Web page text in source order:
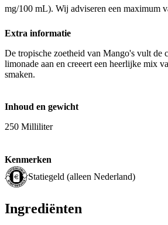
mg/100 mL). Wij adviseren een maximum
Extra informatie
De tropische zoetheid van Mango's vult de
limonade aan en creeert een heerlijke mix
smaken.
Inhoud en gewicht
250 Milliliter
Kenmerken
Statiegeld (alleen Nederland)
Ingrediënten